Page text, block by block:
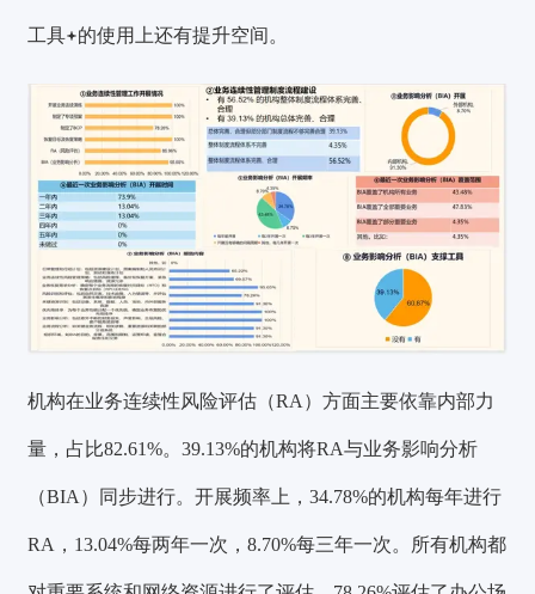
工具 的使用上还有提升空间。
机构在业务连续性风险评估（RA）方面主要依靠内部力
量，占比82.61%。39.13%的机构将RA与业务影响分析
（BIA）同步进行。开展频率上，34.78%的机构每年进行
RA，13.04%每两年一次，8.70%每三年一次。所有机构都
验证码登录 密码登录